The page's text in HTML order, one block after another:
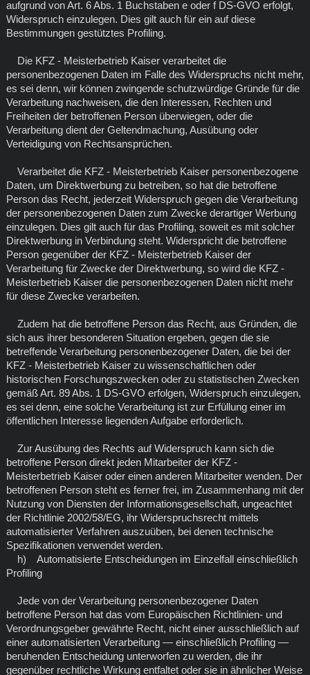
aufgrund von Art. 6 Abs. 1 Buchstaben e oder f DS-GVO erfolgt,
Widerspruch einzulegen. Dies gilt auch für ein auf diese
Bestimmungen gestütztes Profiling.
Die KFZ - Meisterbetrieb Kaiser verarbeitet die
personenbezogenen Daten im Falle des Widerspruchs nicht mehr,
es sei denn, wir können zwingende schutzwürdige Gründe für die
Verarbeitung nachweisen, die den Interessen, Rechten und
Freiheiten der betroffenen Person überwiegen, oder die
Verarbeitung dient der Geltendmachung, Ausübung oder
Verteidigung von Rechtsansprüchen.
Verarbeitet die KFZ - Meisterbetrieb Kaiser personenbezogene
Daten, um Direktwerbung zu betreiben, so hat die betroffene
Person das Recht, jederzeit Widerspruch gegen die Verarbeitung
der personenbezogenen Daten zum Zwecke derartiger Werbung
einzulegen. Dies gilt auch für das Profiling, soweit es mit solcher
Direktwerbung in Verbindung steht. Widerspricht die betroffene
Person gegenüber der KFZ - Meisterbetrieb Kaiser der
Verarbeitung für Zwecke der Direktwerbung, so wird die KFZ -
Meisterbetrieb Kaiser die personenbezogenen Daten nicht mehr
für diese Zwecke verarbeiten.
Zudem hat die betroffene Person das Recht, aus Gründen, die
sich aus ihrer besonderen Situation ergeben, gegen die sie
betreffende Verarbeitung personenbezogener Daten, die bei der
KFZ - Meisterbetrieb Kaiser zu wissenschaftlichen oder
historischen Forschungszwecken oder zu statistischen Zwecken
gemäß Art. 89 Abs. 1 DS-GVO erfolgen, Widerspruch einzulegen,
es sei denn, eine solche Verarbeitung ist zur Erfüllung einer im
öffentlichen Interesse liegenden Aufgabe erforderlich.
Zur Ausübung des Rechts auf Widerspruch kann sich die
betroffene Person direkt jeden Mitarbeiter der KFZ -
Meisterbetrieb Kaiser oder einen anderen Mitarbeiter wenden. Der
betroffenen Person steht es ferner frei, im Zusammenhang mit der
Nutzung von Diensten der Informationsgesellschaft, ungeachtet
der Richtlinie 2002/58/EG, ihr Widerspruchsrecht mittels
automatisierter Verfahren auszuüben, bei denen technische
Spezifikationen verwendet werden.
h) Automatisierte Entscheidungen im Einzelfall einschließlich
Profiling
Jede von der Verarbeitung personenbezogener Daten
betroffene Person hat das vom Europäischen Richtlinien- und
Verordnungsgeber gewährte Recht, nicht einer ausschließlich auf
einer automatisierten Verarbeitung — einschließlich Profiling —
beruhenden Entscheidung unterworfen zu werden, die ihr
gegenüber rechtliche Wirkung entfaltet oder sie in ähnlicher Weise